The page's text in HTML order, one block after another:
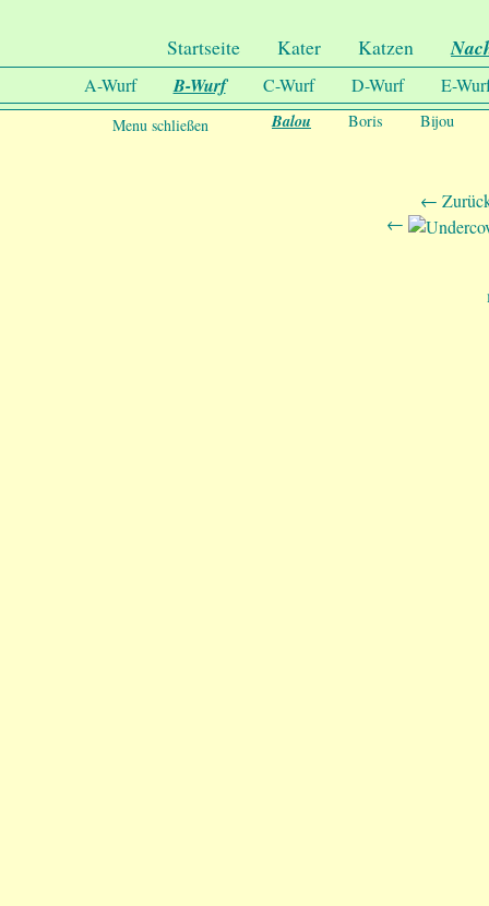
Startseite Kater Katzen
A-Wurf B-Wurf C-Wurf D-Wurf
E-
Balou
Boris Bijou
Menu schließen
←
←